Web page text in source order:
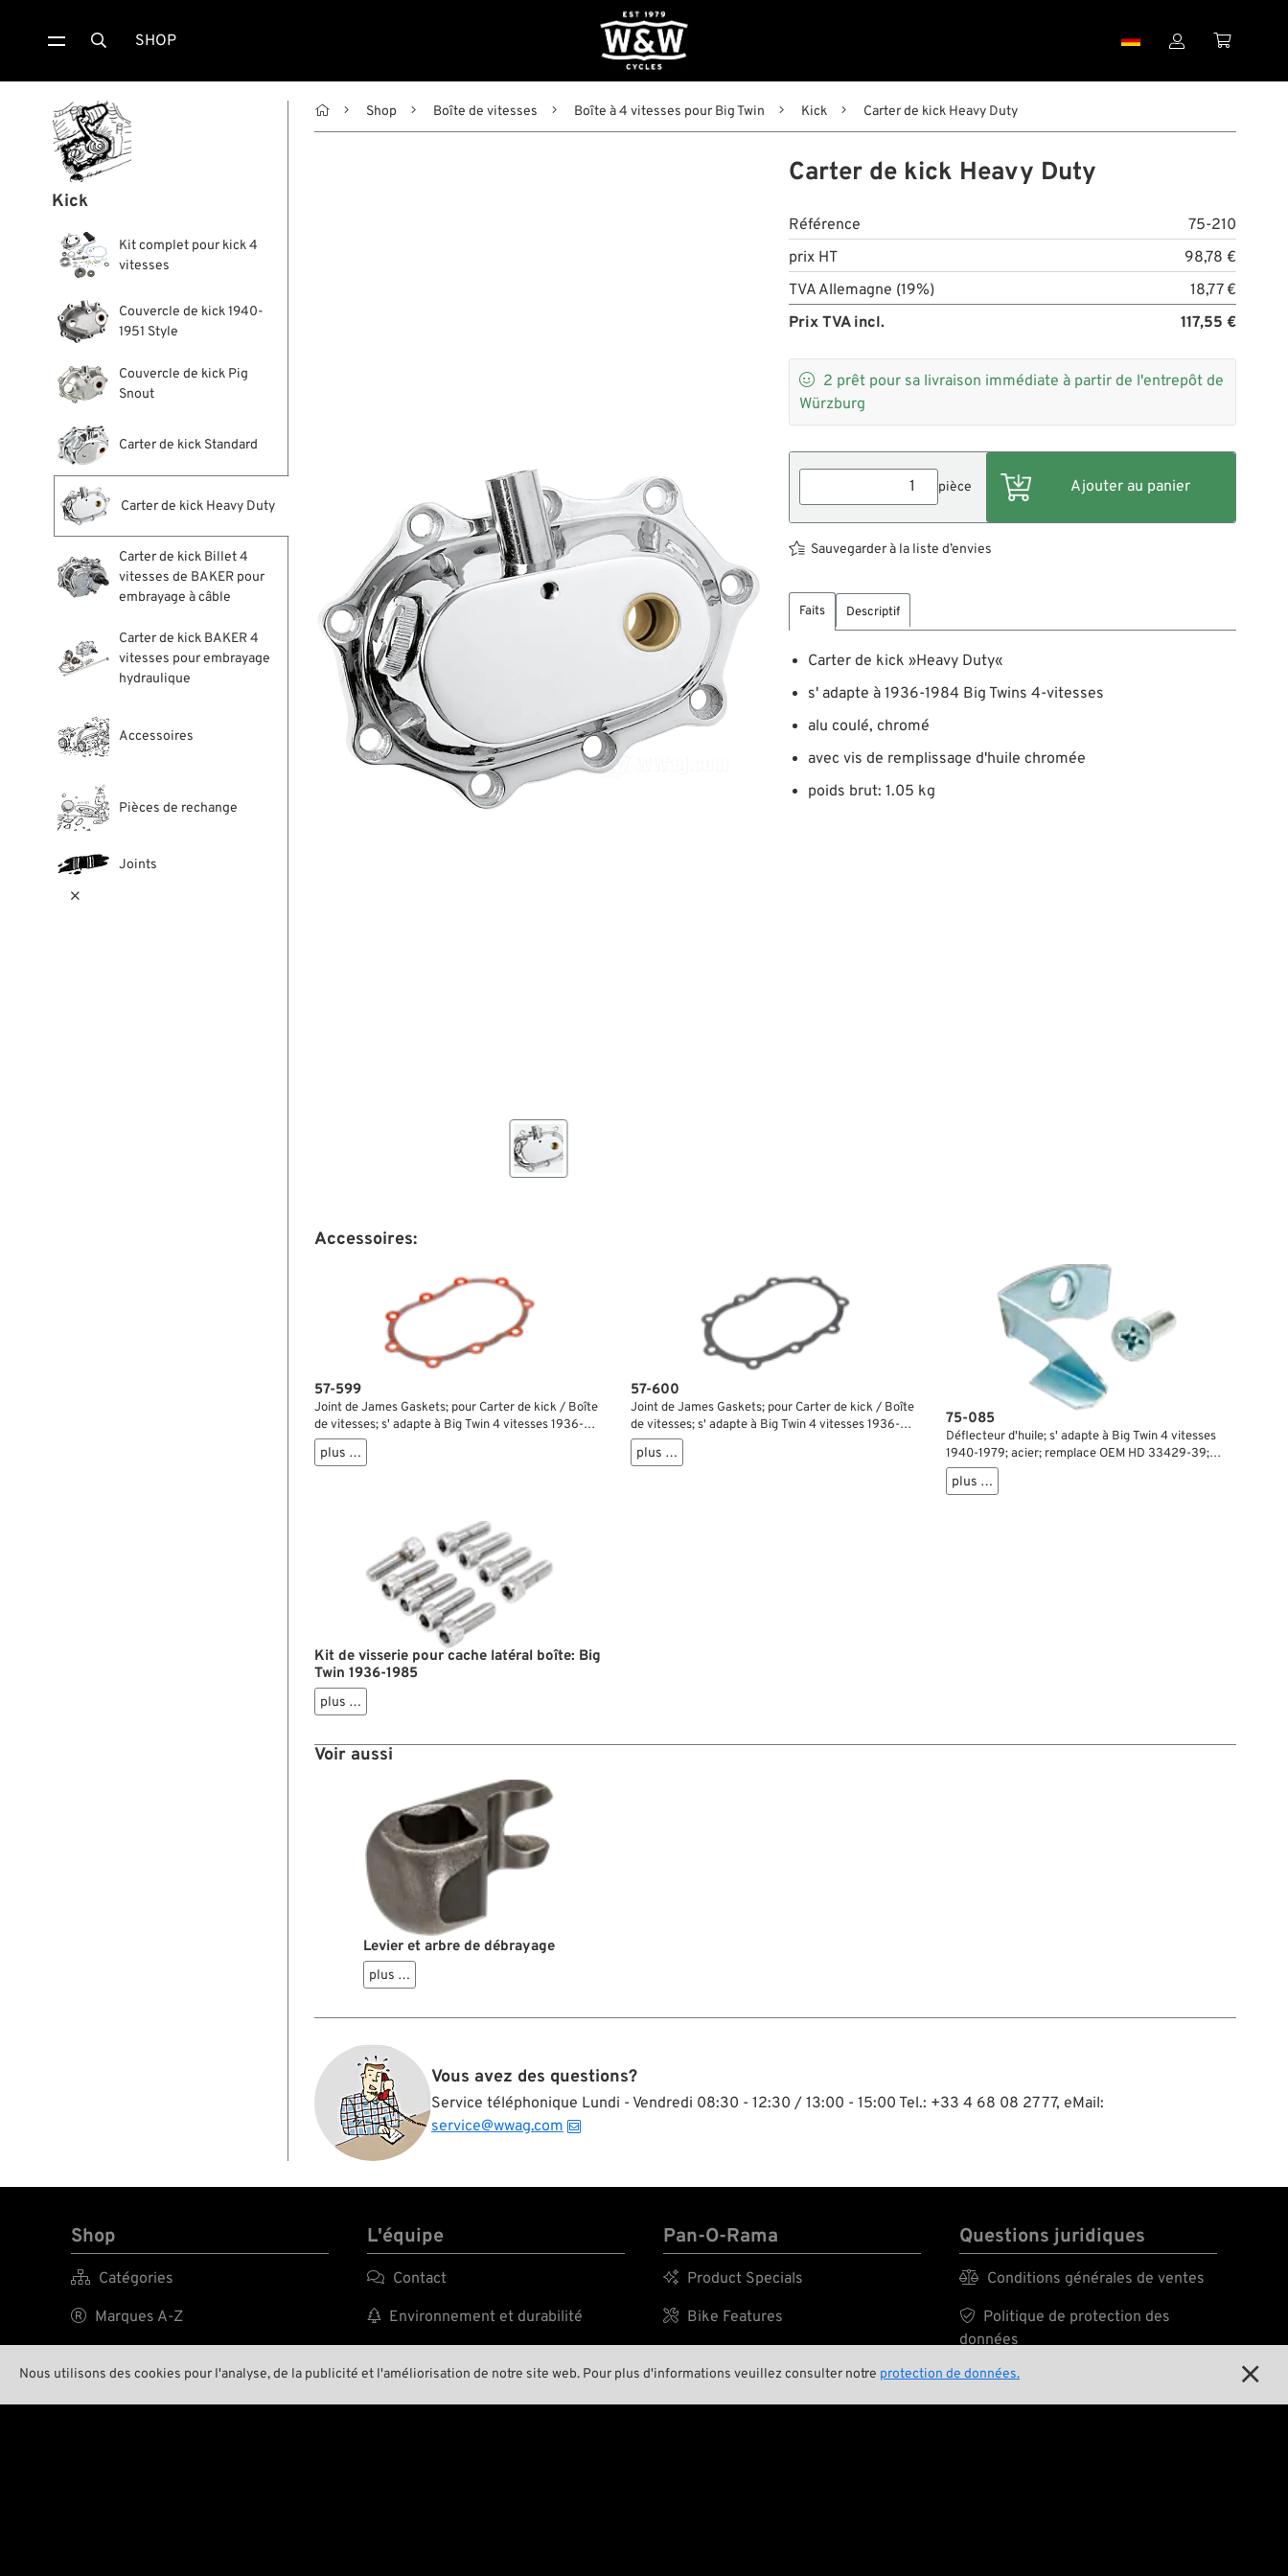
Nous utilisons des cookies pour l'analyse, de la publicité et l'améliorisation de notre site web. Pour plus d'informations veuillez consulter notre protection de données. 
 SHOP  
Kick
Kit complet pour kick 4
vitesses
Couvercle de kick 1940-
1951 Style
Couvercle de kick Pig
Snout
Carter de kick Standard
Carter de kick Heavy Duty
Carter de kick Billet 4
vitesses de BAKER pour
embrayage à câble
Carter de kick BAKER 4
vitesses pour embrayage
hydraulique
Accessoires
Pièces de rechange
Joints

 Shop Boîte de vitesses Boîte à 4 vitesses pour Big Twin Kick Carter de kick Heavy Duty
Carter de kick Heavy Duty
Référence
75-210
prix HT
98,78 €
TVA Allemagne (19%)
18,77 €
Prix TVA incl.
117,55 €
 2 prêt pour sa livraison immédiate à partir de l'entrepôt de
Würzburg
pièce
Sauvegarder à la liste d’envies
Faits Descriptif
Carter de kick »Heavy Duty«
s' adapte à 1936-1984 Big Twins 4-vitesses
alu coulé, chromé
avec vis de remplissage d'huile chromée
poids brut: 1.05 kg
Accessoires:
57-599
Joint de James Gaskets; pour Carter de kick / Boîte
de vitesses; s' adapte à Big Twin 4 vitesses 1936-
1986; papier / silicone; remplace OEM HD 33295-
36; poids brut: 12 g
plus …
57-600
Joint de James Gaskets; pour Carter de kick / Boîte
de vitesses; s' adapte à Big Twin 4 vitesses 1936-
1986; papier; remplace OEM HD 33295-36; poids
brut: 10 g
plus …
75-085
Déflecteur d'huile; s' adapte à Big Twin 4 vitesses
1940-1979; acier; remplace OEM HD 33429-39;
poids brut: 10 g
plus …
Kit de visserie pour cache latéral boîte: Big
Twin 1936-1985
plus …
Voir aussi
Levier et arbre de débrayage
plus …
Vous avez des questions?
Service téléphonique Lundi - Vendredi 08:30 - 12:30 / 13:00 - 15:00 Tel.: +33 4 68 08 27 77, eMail:
service@wwag.com
Shop
 Catégories
 Marques A-Z
L'équipe
 Contact
 Environnement et durabilité
Pan-O-Rama
 Product Specials
 Bike Features
Questions juridiques
 Conditions générales de ventes

Politique de protection des
données
 Mentions légales